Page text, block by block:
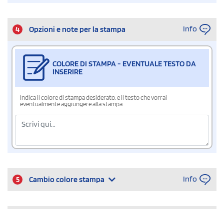
4 Opzioni e note per la stampa Info
COLORE DI STAMPA - EVENTUALE TESTO DA
INSERIRE
Indica il colore di stampa desiderato, e il testo che vorrai
eventualmente aggiungere alla stampa.
5 Cambio colore stampa Info